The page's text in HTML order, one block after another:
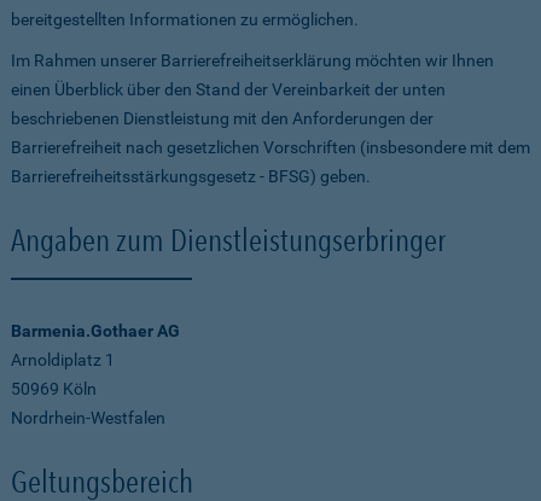
bereitgestellten Informationen zu ermöglichen.
Im Rahmen unserer Barrierefreiheitserklärung möchten wir Ihnen
einen Überblick über den Stand der Vereinbarkeit der unten
beschriebenen Dienstleistung mit den Anforderungen der
Barrierefreiheit nach gesetzlichen Vorschriften (insbesondere mit dem
Barrierefreiheitsstärkungsgesetz - BFSG) geben.
Angaben zum Dienstleistungserbringer
Barmenia.Gothaer AG
Arnoldiplatz 1
50969 Köln
Nordrhein-Westfalen
Geltungsbereich